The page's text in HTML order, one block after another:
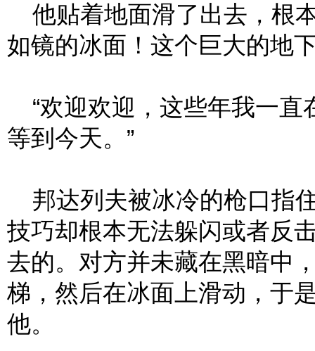
他贴着地面滑了出去，根
如镜的冰面！这个巨大的
“欢迎欢迎，这些年我一直
等到今天。”
邦达列夫被冰冷的枪口指
技巧却根本无法躲闪或者反
去的。对方并未藏在黑暗中
梯，然后在冰面上滑动，于
他。